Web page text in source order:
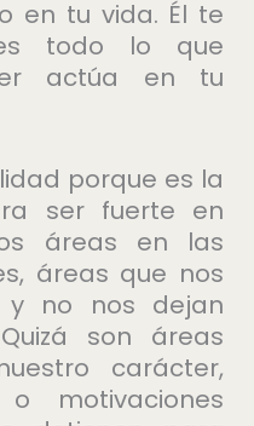
en tu vida. Él te
todo lo que
actúa en tu
porque es la
ser fuerte en
áreas en las
áreas que nos
y no nos dejan
son áreas
carácter,
motivaciones